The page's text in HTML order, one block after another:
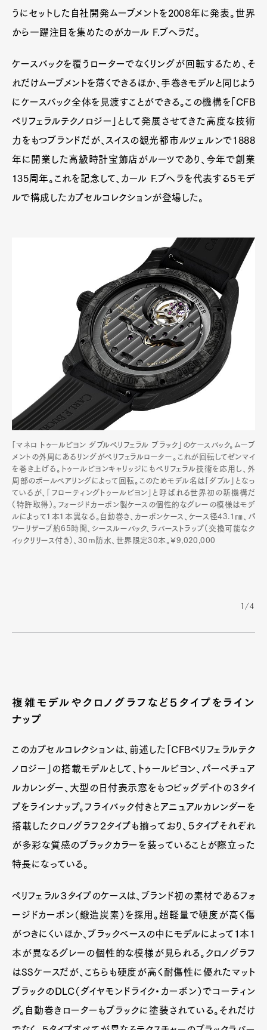
うにセットした自社開発ムーブメントを2008年に発表。世界
から一躍注目を集めたのがカール F.ブヘラだ。
ケースバックを覆うローターでなくリングが回転するため、そ
れだけムーブメントを薄くできるほか、手巻きモデルと同じよう
にケースバック全体を見渡すことができる。この機構を「CFB
ペリフェラルテクノロジー」として発展させてきた高度な技術
力をもつブランドだが、スイスの観光都市ルツェルンで1888
年に開業した高級時計宝飾店がルーツであり、今年で創業
135周年。これを記念して、カール F.ブヘラを代表する５モデ
ルで構成したカプセルコレクションが登場した。
「マネロ トゥールビヨン ダブルペリフェラル ブラック」のケースバック。ムーブ
メントの外周にあるリングがペリフェラルローター。これが回転してゼンマイ
を巻き上げる。トゥールビヨンキャリッジにもペリフェラル技術を応用し、外
周部のボールベアリングによって回転。このためモデル名は「ダブル」となっ
ているが、「フローティングトゥールビヨン」と呼ばれる世界初の新機構だ
（特許取得）。フォージドカーボン製ケースの個性的なグレーの模様はモデ
ルによって１本１本異なる。自動巻き、カーボンケース、ケース径43.1㎜、パ
ワーリザーブ約65時間、シースルーバック、ラバーストラップ（交換可能なク
イックリリース付き）、30m防水、世界限定30本。¥9,020,000
1/4
複雑モデルやクロノグラフなど５タイプをライン
ナップ
このカプセルコレクションは、前述した「CFBペリフェラルテク
ノロジー」の搭載モデルとして、トゥールビヨン、パーペチュア
ルカレンダー、大型の日付表示窓をもつビッグデイトの３タイ
プをラインナップ。フライバック付きとアニュアルカレンダーを
搭載したクロノグラフ２タイプも揃っており、５タイプそれぞれ
が多彩な質感のブラックカラーを装っていることが際立った
特長になっている。
ペリフェラル３タイプのケースは、ブランド初の素材であるフォ
ージドカーボン（鍛造炭素）を採用。超軽量で硬度が高く傷
がつきにくいほか、ブラックベースの中にモデルによって１本１
本が異なるグレーの個性的な模様が見られる。クロノグラフ
はSSケースだが、こちらも硬度が高く耐傷性に優れたマット
ブラックのDLC（ダイヤモンドライク・カーボン）でコーティン
グ。自動巻きローターもブラックに塗装されている。それだけ